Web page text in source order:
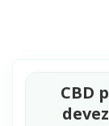
CBD